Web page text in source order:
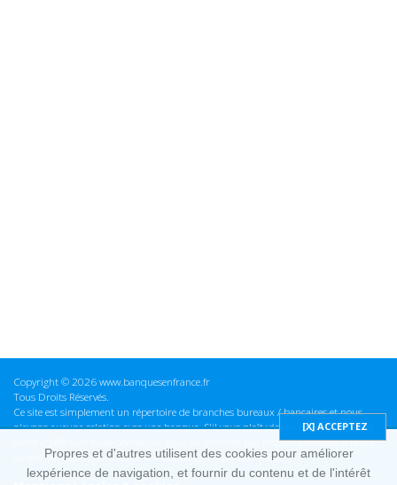
Copyright © 2026 www.banquesenfrance.fr
Tous Droits Réservés.
Ce site est simplement un répertoire de branches bureaux / bancaires et nous
n'avons aucune relation avec une banque. S'il vous plaît vérifier ces informations
avant d'effectuer toute opération, nous ne sommes pas responsables des erreurs
ou des omissions dans les informations que nous fournissons.
Propres et d'autres utilisent des cookies pour améliorer
lexpérience de navigation, et fournir du contenu et de l'intérêt